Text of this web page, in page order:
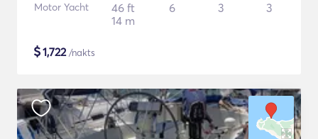
Motor Yacht
46 ft
14 m
6 3 3
$1,722/nakts